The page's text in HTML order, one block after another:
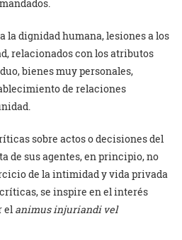
la dignidad humana, lesiones a los
relacionados con los atributos
bienes muy personales,
de relaciones
sobre actos o decisiones del
de sus agentes, en principio, no
de la intimidad y vida privada
se inspire en el interés
el animus injuriandi vel